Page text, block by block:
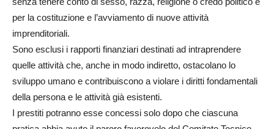
per la costituzione e l’avviamento di nuove attività
imprenditoriali.
Sono esclusi i rapporti finanziari destinati ad intraprendere
quelle attività che, anche in modo indiretto, ostacolano lo
sviluppo umano e contribuiscono a violare i diritti fondamentali
della persona e le attività già esistenti.
I prestiti potranno esse concessi solo dopo che ciascuna